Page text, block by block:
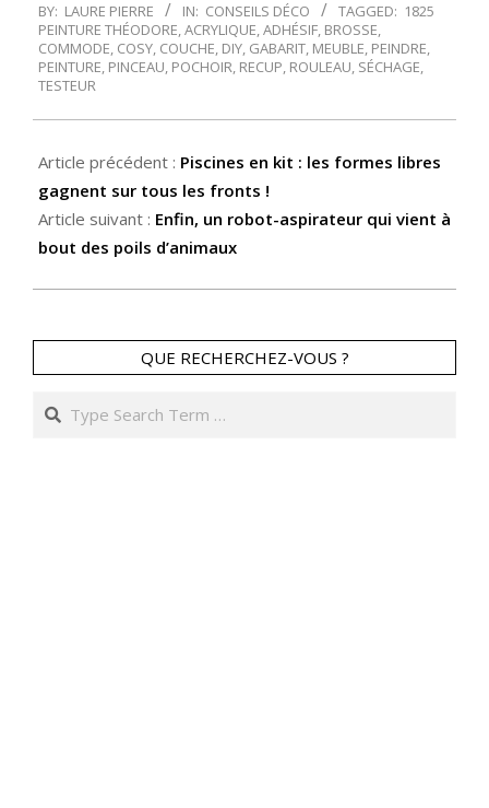
06-
28
BY: LAURE PIERRE IN: CONSEILS DÉCO TAGGED: 1825
PEINTURE THÉODORE,ACRYLIQUE,ADHÉSIF, BROSSE,
COMMODE, COSY, COUCHE, DIY, GABARIT, MEUBLE, PEINDRE,
PEINTURE, PINCEAU, POCHOIR, RECUP, ROULEAU, SÉCHAGE,
TESTEUR
Article précédent : Piscines en kit : les formes libres
gagnent sur tous les fronts !
Article suivant : Enfin, un robot-aspirateur qui vient à
bout des poils d’animaux
QUE RECHERCHEZ-VOUS ?
Search